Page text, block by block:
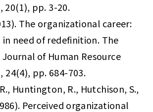
pp. 3-20.
The organizational career:
need of redefinition. The
of Human Resource
24(4), pp. 684-703.
Huntington, R., Hutchison, S.,
Perceived organizational